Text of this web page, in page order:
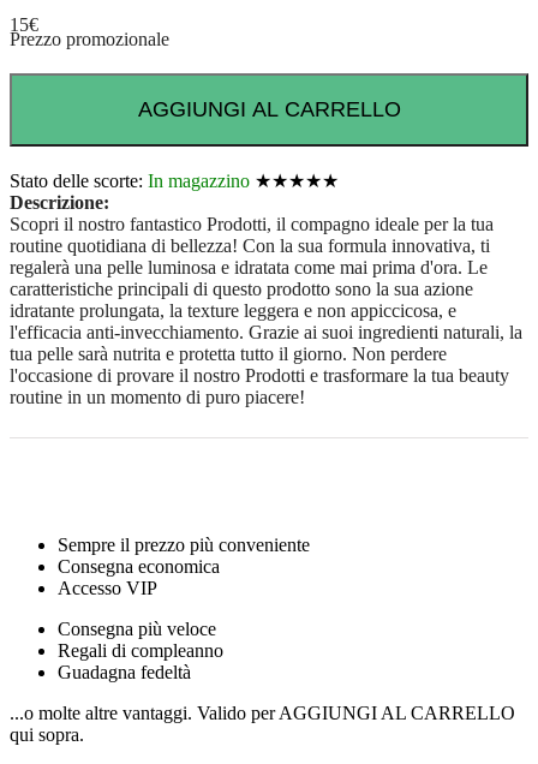
15€
Prezzo promozionale
AGGIUNGI AL CARRELLO
Stato delle scorte: In magazzino ★★★★★
Descrizione:
Scopri il nostro fantastico Prodotti, il compagno ideale per la tua
routine quotidiana di bellezza! Con la sua formula innovativa, ti
regalerà una pelle luminosa e idratata come mai prima d'ora. Le
caratteristiche principali di questo prodotto sono la sua azione
idratante prolungata, la texture leggera e non appiccicosa, e
l'efficacia anti-invecchiamento. Grazie ai suoi ingredienti naturali, la
tua pelle sarà nutrita e protetta tutto il giorno. Non perdere
l'occasione di provare il nostro Prodotti e trasformare la tua beauty
routine in un momento di puro piacere!
Sempre il prezzo più conveniente
Consegna economica
Accesso VIP
Consegna più veloce
Regali di compleanno
Guadagna fedeltà
...o molte altre vantaggi. Valido per AGGIUNGI AL CARRELLO
qui sopra.